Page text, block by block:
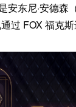
安东尼·安德森
过 FOX 福克斯